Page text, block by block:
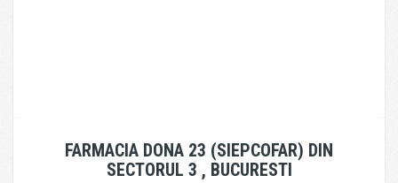
FARMACIA DONA 23 (SIEPCOFAR) DIN
SECTORUL 3 , BUCURESTI